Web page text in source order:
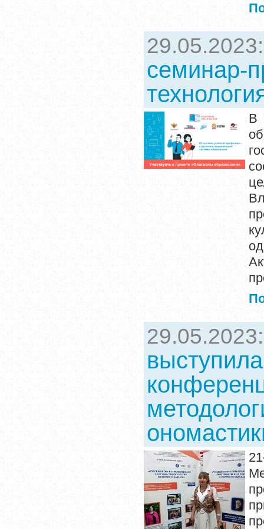
семинар-
В